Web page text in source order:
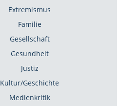
Extremismus
Familie
Gesellschaft
Gesundheit
Justiz
Kultur/Geschichte
Medienkritik